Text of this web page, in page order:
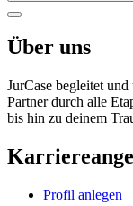
Über uns
JurCase begleitet
Partner durch alle
bis hin zu deinem
Profil anlegen